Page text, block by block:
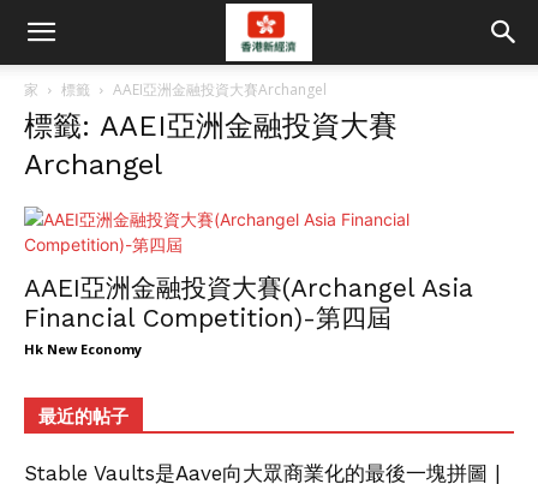
家 標籤 AAEI亞洲金融投資大賽Archangel
標籤: AAEI亞洲金融投資大賽
Archangel
AAEI亞洲金融投資大賽(Archangel Asia
Financial Competition)-第四屆
Hk New Economy
最近的帖子
Stable Vaults是Aave向大眾商業化的最後一塊拼圖 |